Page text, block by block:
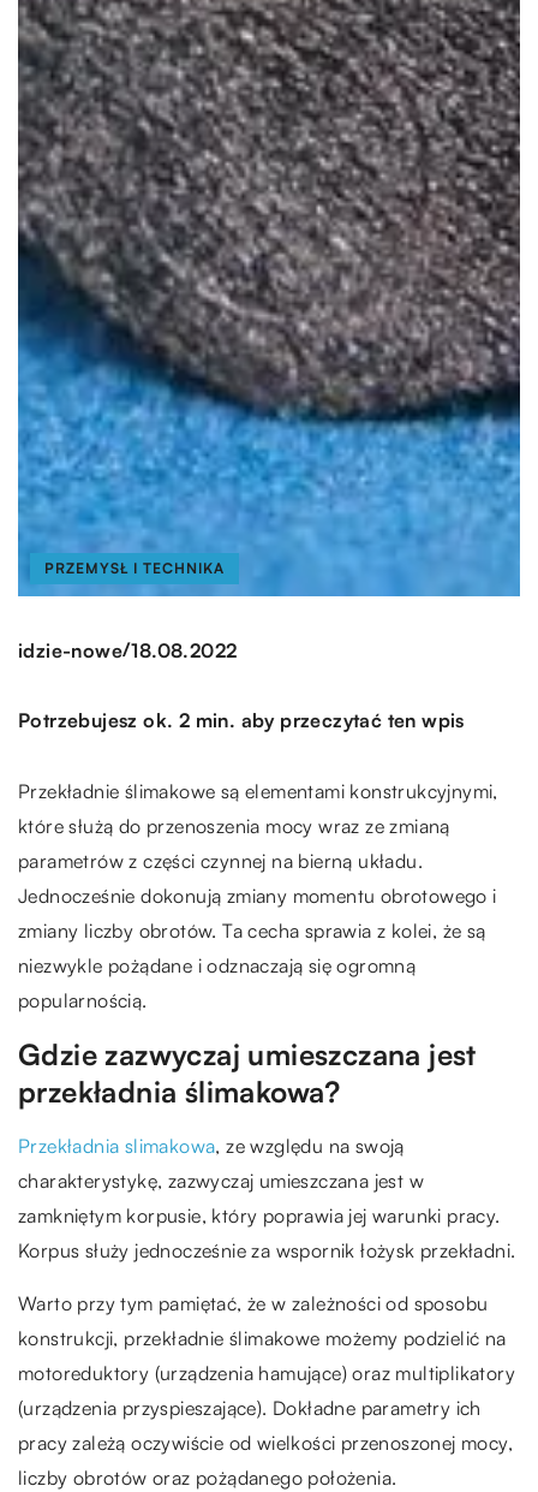
PRZEMYSŁ I TECHNIKA
idzie-nowe/18.08.2022
Potrzebujesz ok. 2 min. aby przeczytać ten wpis
Przekładnie ślimakowe są elementami konstrukcyjnymi,
które służą do przenoszenia mocy wraz ze zmianą
parametrów z części czynnej na bierną układu.
Jednocześnie dokonują zmiany momentu obrotowego i
zmiany liczby obrotów. Ta cecha sprawia z kolei, że są
niezwykle pożądane i odznaczają się ogromną
popularnością.
Gdzie zazwyczaj umieszczana jest
przekładnia ślimakowa?
Przekładnia slimakowa, ze względu na swoją
charakterystykę, zazwyczaj umieszczana jest w
zamkniętym korpusie, który poprawia jej warunki pracy.
Korpus służy jednocześnie za wspornik łożysk przekładni.
Warto przy tym pamiętać, że w zależności od sposobu
konstrukcji, przekładnie ślimakowe możemy podzielić na
motoreduktory (urządzenia hamujące) oraz multiplikatory
(urządzenia przyspieszające). Dokładne parametry ich
pracy zależą oczywiście od wielkości przenoszonej mocy,
liczby obrotów oraz pożądanego położenia.